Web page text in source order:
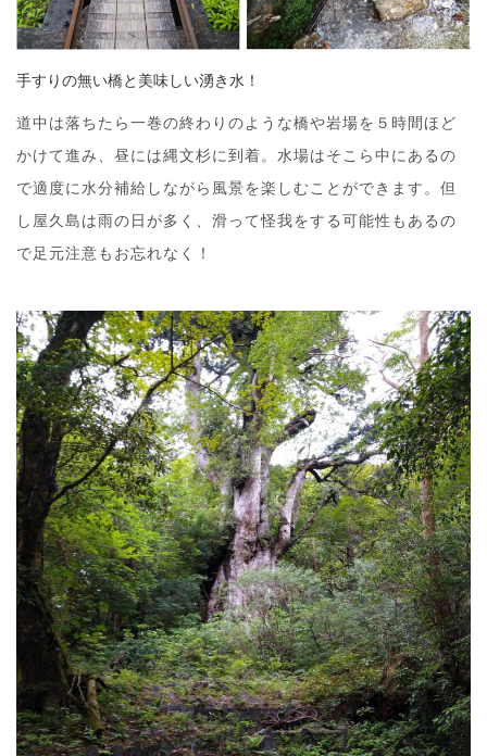
手すりの無い橋と美味しい湧き水！
道中は落ちたら一巻の終わりのような橋や岩場を５時間ほど
かけて進み、昼には縄文杉に到着。水場はそこら中にあるの
で適度に水分補給しながら風景を楽しむことができます。但
し屋久島は雨の日が多く、滑って怪我をする可能性もあるの
で足元注意もお忘れなく！